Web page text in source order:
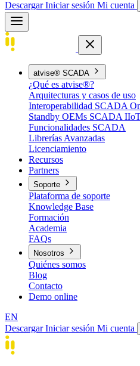
DescargarIniciar sesión Mi cuenta
atvise® SCADA
¿Qué es atvise®?
Arquitecturas y casos de uso
Interoperabilidad SCADA
Standby OEMs SCADA
Funcionalidades SCADA
Librerías Avanzadas
Licenciamiento
Recursos
Partners
Soporte
Plataforma de soporte
Knowledge Base
Formación
Academia
FAQs
Nosotros
Quiénes somos
Blog
Contacto
Demo online
EN
DescargarIniciar sesión Mi cuenta